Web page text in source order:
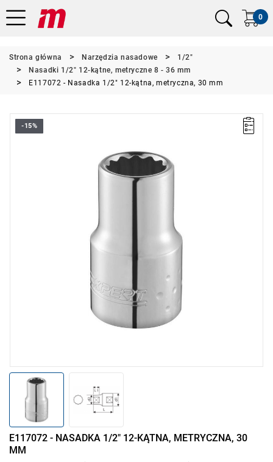
0
Strona główna Narzędzia nasadowe
1/2"
Nasadki 1/2" 12-kątne, metryczne 8 - 36 mm
E117072 - Nasadka 1/2" 12-kątna, metryczna, 30 mm
-15%
E117072 - NASADKA 1/2" 12-KĄTNA, METRYCZNA, 30
MM